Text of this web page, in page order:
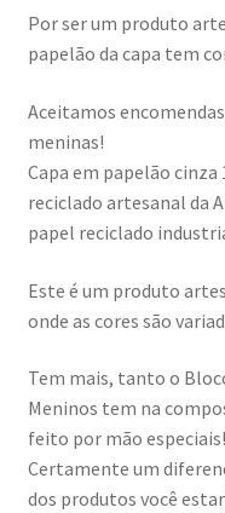
Por ser um produto
papelão da capa tem
Aceitamos
meninas!
Capa em papelão
reciclado artesanal da
papel reciclado
Este é um produto
onde as cores são
Tem mais, tanto o
Meninos tem na
feito por mão especiais!
Certamente um
dos produtos você